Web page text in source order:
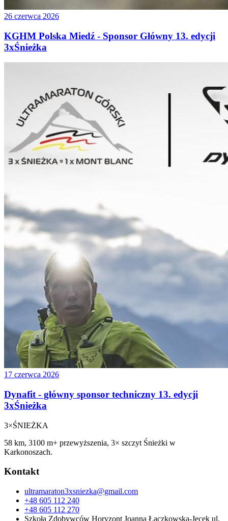
26 czerwca 2026
KGHM Polska Miedź - Sponsor Główny 13. edycji
3xŚnieżka
17 czerwca 2026
Dynafit - główny sponsor techniczny 13. edycji
3xŚnieżka
3×ŚNIEŻKA
58 km, 3100 m+ przewyższenia, 3× szczyt Śnieżki w
Karkonoszach.
Kontakt
ultramaraton3xsniezka@gmail.com
+48 605 112 240
+48 605 112 270
Szkoła Zdobywców Horyzont Joanna Łączkowska-Jęcek ul.